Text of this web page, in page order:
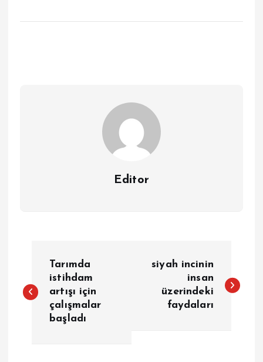
Editor
a
Tarımda
istihdam
artışı için
çalışmalar
başladı
siyah incinin
insan
üzerindeki
faydaları